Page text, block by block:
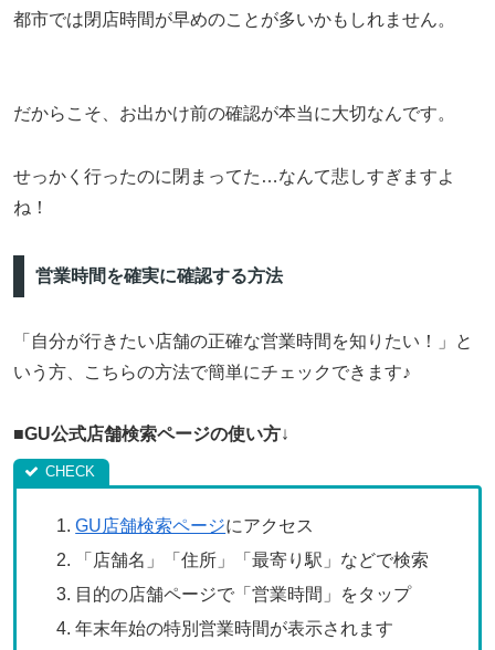
都市では閉店時間が早めのことが多いかもしれません。
だからこそ、お出かけ前の確認が本当に大切なんです。
せっかく行ったのに閉まってた…なんて悲しすぎますよ
ね！
営業時間を確実に確認する方法
「自分が行きたい店舗の正確な営業時間を知りたい！」と
いう方、こちらの方法で簡単にチェックできます♪
■GU公式店舗検索ページの使い方↓
GU店舗検索ページにアクセス
「店舗名」「住所」「最寄り駅」などで検索
目的の店舗ページで「営業時間」をタップ
年末年始の特別営業時間が表示されます